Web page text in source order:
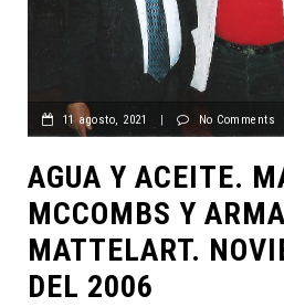
11 agosto, 2021 No Comments
AGUA Y ACEITE.
MCCOMBS Y
MATTELART.
DEL 2006